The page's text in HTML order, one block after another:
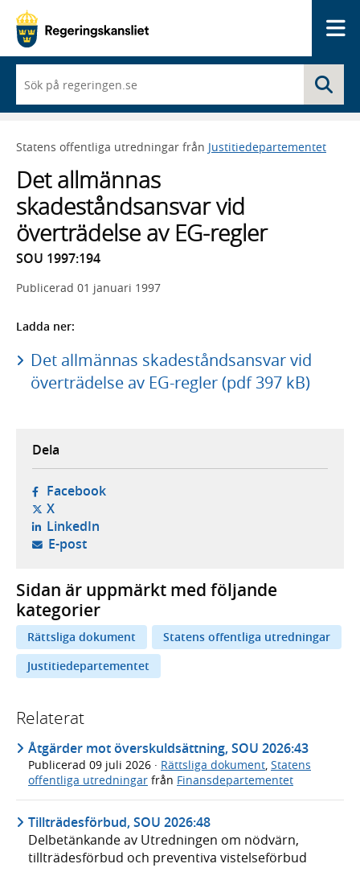
du
börjar
skriva
framträder
lista
med
sökförslag
Statens offentliga utredningar från Justitiedepartementet
Det allmännas
skadeståndsansvar vid
överträdelse av EG-regler
SOU 1997:194
Publicerad 01 januari 1997
Ladda ner:
Det allmännas skadeståndsansvar vid
överträdelse av EG-regler (pdf 397 kB)
Dela
Facebook- öppnas i ny flik, extern webbplats,
X- öppnas i ny flik, extern webbplats,
LinkedIn- öppnas i ny flik, extern webbplats,
E-post- öppnar din e-postklient,
Sidan är uppmärkt med följande
kategorier
Rättsliga dokument
Statens offentliga utredningar
Justitiedepartementet
Relaterat
Åtgärder mot överskuldsättning, SOU 2026:43
Publicerad 09 juli 2026 · Rättsliga dokument, Statens
offentliga utredningar från Finansdepartementet
Tillträdesförbud, SOU 2026:48
Delbetänkande av Utredningen om nödvärn,
tillträdesförbud och preventiva vistelseförbud